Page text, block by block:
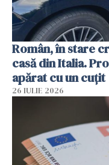
Român, în stare
casă din Italia.
apărat cu un cuțit
26 IULIE 2026